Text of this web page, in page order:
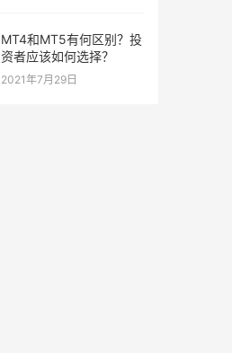
MT4和MT5有何区别？投
资者应该如何选择？
2021年7月29日